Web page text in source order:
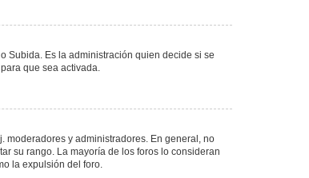
Subida. Es la administración quien decide si se
que sea activada.
moderadores y administradores. En general, no
su rango. La mayoría de los foros lo consideran
la expulsión del foro.